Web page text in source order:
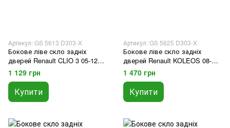
Артикул: GS 5613 D303-X
Бокове ліве скло задніх
дверей Renault CLIO 3 05-12
(Sekurit)
1 129 грн
Купити
Артикул: GS 5625 D303-X
Бокове ліве скло задніх
дверей Renault KOLEOS 08-
(Sekurit)
1 470 грн
Купити